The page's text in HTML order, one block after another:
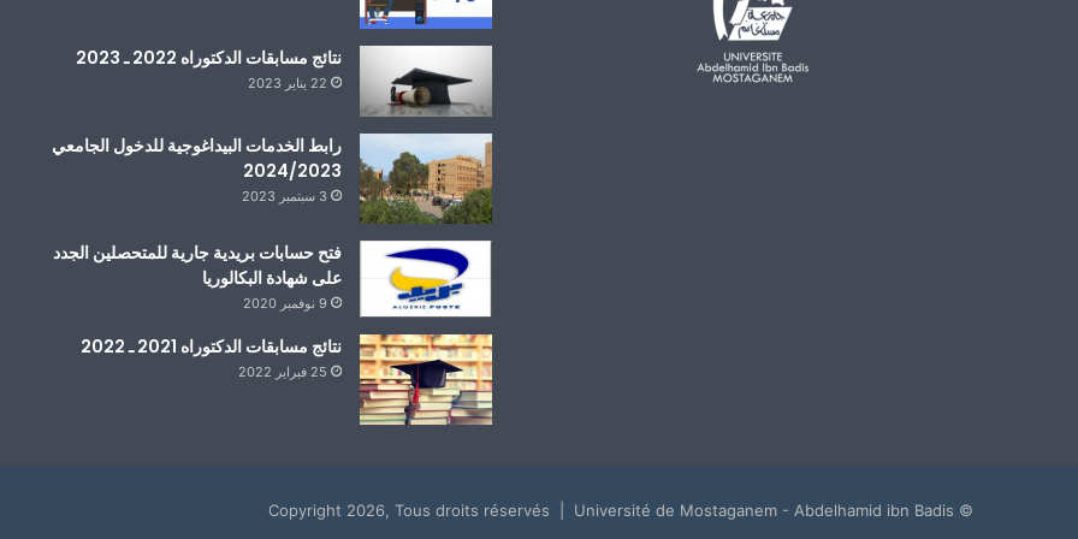
نتائج مسابقات الدكتوراه 2022 ـ 2023
22 يناير 2023
رابط الخدمات البيداغوجية للدخول الجامعي
2024/2023
3 سبتمبر 2023
فتح حسابات بريدية جارية للمتحصلين الجدد
على شهادة البكالوريا
9 نوفمبر 2020
نتائج مسابقات الدكتوراه 2021 ـ 2022
25 فبراير 2022
© Copyright 2026, Tous droits réservés | Université de Mostaganem - Abdelhamid ibn Badis